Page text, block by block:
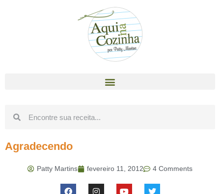
Agradecendo
Patty Martins fevereiro 11, 2012 4 Comments